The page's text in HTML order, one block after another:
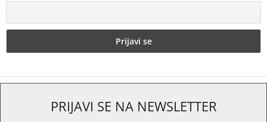
PRIJAVI SE NA NEWSLETTER